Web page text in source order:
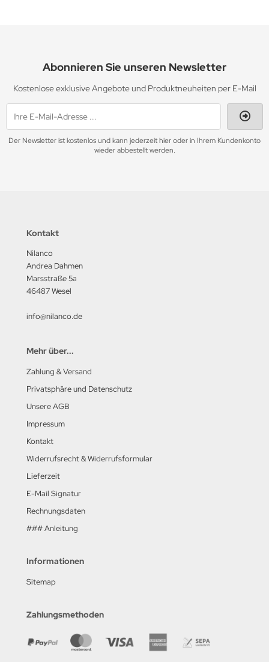
Abonnieren Sie unseren Newsletter
Kostenlose exklusive Angebote und Produktneuheiten per E-Mail
Der Newsletter ist kostenlos und kann jederzeit hier oder in Ihrem Kundenkonto
wieder abbestellt werden.
Kontakt
Nilanco
Andrea Dahmen
Marsstraße 5a
46487 Wesel
info@nilanco.de
Mehr über...
Zahlung & Versand
Privatsphäre und Datenschutz
Unsere AGB
Impressum
Kontakt
Widerrufsrecht & Widerrufsformular
Lieferzeit
E-Mail Signatur
Rechnungsdaten
### Anleitung
Informationen
Sitemap
Zahlungsmethoden